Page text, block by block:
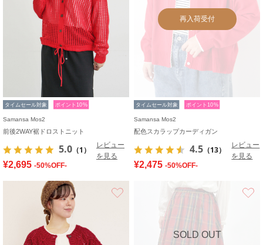
タイムセール対象 ポイント10%
Samansa Mos2
前後2WAY裾ドロストニット
5.0 （1）
レビュー
を見る
¥2,695 -50%OFF-
再入荷受付
タイムセール対象 ポイント10%
Samansa Mos2
配色スカラップカーディガン
4.5 （13）
レビュー
を見る
¥2,475 -50%OFF-
SOLD OUT